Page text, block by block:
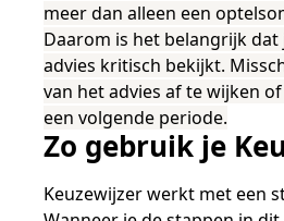
Wouter Roelofs
meer dan alleen een
Daarom is het belangrijk
advies kritisch bekijkt.
van het advies af te wijken
een volgende periode.
Zo gebruik je
Keuzewijzer werkt met een